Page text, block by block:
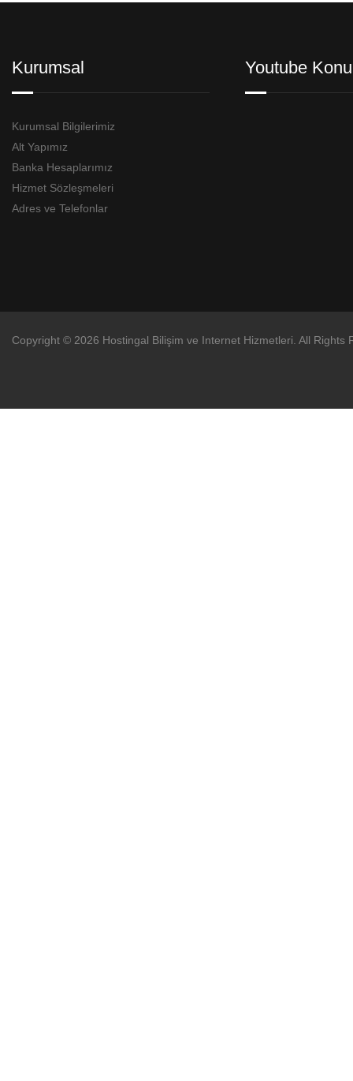
Kurumsal
Kurumsal Bilgilerimiz
Alt Yapımız
Banka Hesaplarımız
Hizmet Sözleşmeleri
Adres ve Telefonlar
Youtube
Copyright © 2026 Hostingal Bilişim ve Internet Hizmetleri. All Rights